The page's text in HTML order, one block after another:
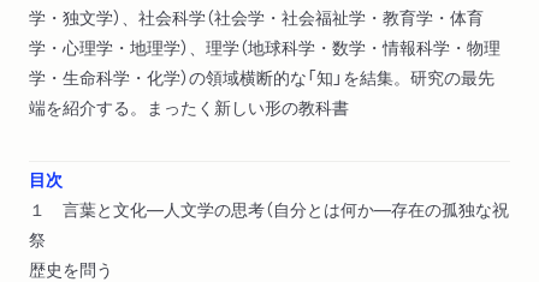
学・独文学）、社会科学（社会学・社会福祉学・教育学・体育
学・心理学・地理学）、理学（地球科学・数学・情報科学・物理
学・生命科学・化学）の領域横断的な「知」を結集。研究の最先
端を紹介する。まったく新しい形の教科書
目次
１ 言葉と文化―人文学の思考（自分とは何か―存在の孤独な祝
祭
歴史を問う